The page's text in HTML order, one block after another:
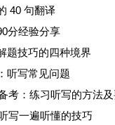
40 句翻译
分经验分享
题技巧的四种境界
听写常见问题
考：练习听写的方法
写一遍听懂的技巧